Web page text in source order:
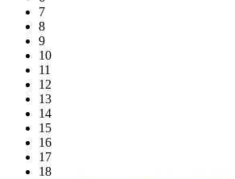
7
8
9
10
11
12
13
14
15
16
17
18